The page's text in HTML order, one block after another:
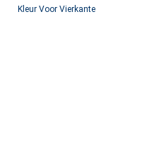
Kleur Voor Vierkante